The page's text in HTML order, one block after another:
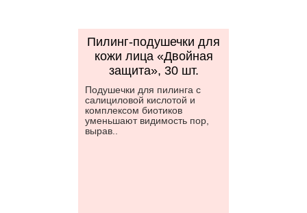
Пилинг-подушечки для
кожи лица «Двойная
защита», 30 шт.
Подушечки для пилинга с
салициловой кислотой и
комплексом биотиков
уменьшают видимость пор,
вырав..